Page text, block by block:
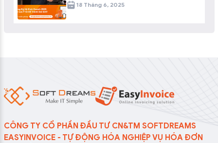
18 Tháng 6, 2025
CÔNG TY CỔ PHẦN ĐẦU TƯ CN&TM SOFTDREAMS
EASYINVOICE - TỰ ĐỘNG HÓA NGHIỆP VỤ HÓA ĐƠN